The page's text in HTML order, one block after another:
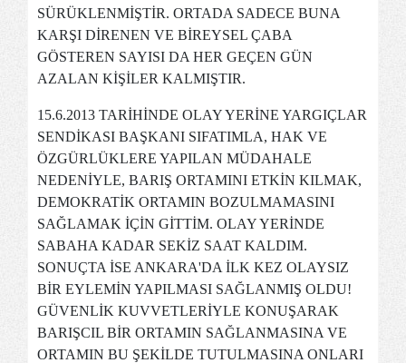
SÜRÜKLENMİŞTİR. ORTADA SADECE BUNA
KARŞI DİRENEN VE BİREYSEL ÇABA
GÖSTEREN SAYISI DA HER GEÇEN GÜN
AZALAN KİŞİLER KALMIŞTIR.
15.6.2013 TARİHİNDE OLAY YERİNE YARGIÇLAR
SENDİKASI BAŞKANI SIFATIMLA, HAK VE
ÖZGÜRLÜKLERE YAPILAN MÜDAHALE
NEDENİYLE, BARIŞ ORTAMINI ETKİN KILMAK,
DEMOKRATİK ORTAMIN BOZULMAMASINI
SAĞLAMAK İÇİN GİTTİM. OLAY YERİNDE
SABAHA KADAR SEKİZ SAAT KALDIM.
SONUÇTA İSE ANKARA'DA İLK KEZ OLAYSIZ
BİR EYLEMİN YAPILMASI SAĞLANMIŞ OLDU!
GÜVENLİK KUVVETLERİYLE KONUŞARAK
BARIŞCIL BİR ORTAMIN SAĞLANMASINA VE
ORTAMIN BU ŞEKİLDE TUTULMASINA ONLARI